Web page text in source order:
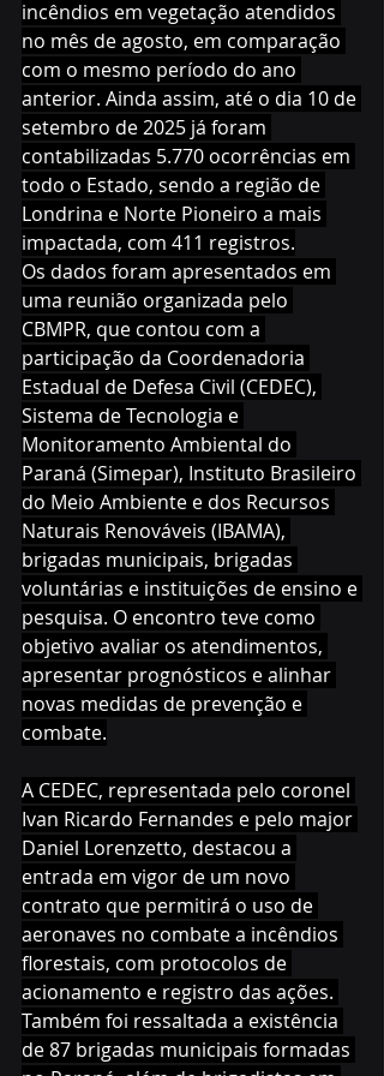
incêndios em vegetação atendidos
no mês de agosto, em comparação
com o mesmo período do ano
anterior. Ainda assim, até o dia 10 de
setembro de 2025 já foram
contabilizadas 5.770 ocorrências em
todo o Estado, sendo a região de
Londrina e Norte Pioneiro a mais
impactada, com 411 registros.
Os dados foram apresentados em
uma reunião organizada pelo
CBMPR, que contou com a
participação da Coordenadoria
Estadual de Defesa Civil (CEDEC),
Sistema de Tecnologia e
Monitoramento Ambiental do
Paraná (Simepar), Instituto Brasileiro
do Meio Ambiente e dos Recursos
Naturais Renováveis (IBAMA),
brigadas municipais, brigadas
voluntárias e instituições de ensino e
pesquisa. O encontro teve como
objetivo avaliar os atendimentos,
apresentar prognósticos e alinhar
novas medidas de prevenção e
combate.
A CEDEC, representada pelo coronel
Ivan Ricardo Fernandes e pelo major
Daniel Lorenzetto, destacou a
entrada em vigor de um novo
contrato que permitirá o uso de
aeronaves no combate a incêndios
florestais, com protocolos de
acionamento e registro das ações.
Também foi ressaltada a existência
de 87 brigadas municipais formadas